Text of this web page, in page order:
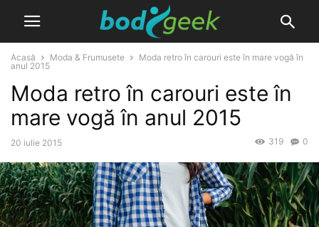
Acasă Moda & Frumusete
Moda retro în carouri este în mare vogă în
anul 2015
Moda retro în carouri este în
mare vogă în anul 2015
20 iulie 2015 0
319